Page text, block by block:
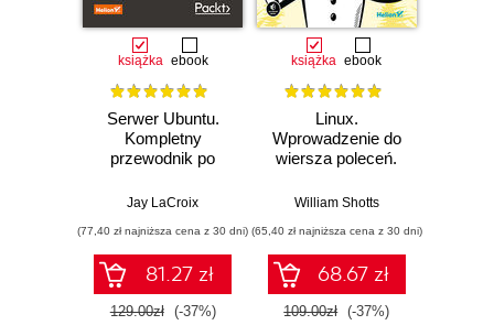
książka ebook
Serwer Ubuntu.
Kompletny
przewodnik po
22.04. Wydanie IV
Jay LaCroix
(77,40 zł najniższa cena z 30 dni)
81.27 zł
129.00zł (-37%)
książka ebook
Linux.
Wprowadzenie do
wiersza poleceń.
William Shotts
(65,40 zł najniższa cena z 30 dni)
68.67 zł
109.00zł (-37%)